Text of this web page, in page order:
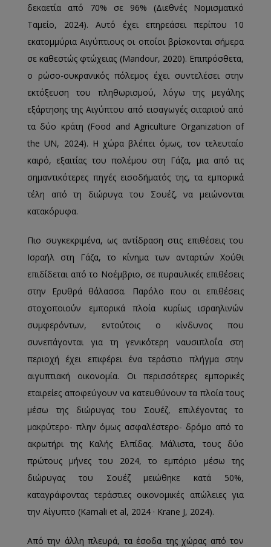
δεκαετία από 70% σε 96% (Διεθνές Νομισματικό
Ταμείο, 2024). Αυτό έχει επηρεάσει περίπου 10
εκατομμύρια Αιγύπτιους οι οποίοι βρίσκονται σήμερα
σε καθεστώς φτώχειας (Mandour, 2020). Επιπρόσθετα,
ο ρώσο-ουκρανικός πόλεμος έχει συντελέσει στην
εκτόξευση του πληθωρισμού, λόγω της μεγάλης
εξάρτησης της Αιγύπτου από εισαγωγές σιταριού από
τα δύο κράτη (Food and Agriculture Organization of
the UN, 2024). Η χώρα βλέπει όμως, τον τελευταίο
καιρό, εξαιτίας του πολέμου στη Γάζα, μια από τις
σημαντικότερες πηγές εισοδήματός της, τα εμπορικά
τέλη από τη διώρυγα του Σουέζ, να μειώνονται
κατακόρυφα.
Πιο συγκεκριμένα, ως αντίδραση στις επιθέσεις του
Ισραήλ στη Γάζα, το κίνημα των ανταρτών Χούθι
επιδίδεται από το Νοέμβριο, σε πυραυλικές επιθέσεις
στην Ερυθρά θάλασσα. Παρόλο που οι επιθέσεις
στοχοποιούν εμπορικά πλοία κυρίως ισραηλινών
συμφερόντων, εντούτοις ο κίνδυνος που
συνεπάγονται για τη γενικότερη ναυσιπλοΐα στη
περιοχή έχει επιφέρει ένα τεράστιο πλήγμα στην
αιγυπτιακή οικονομία. Οι περισσότερες εμπορικές
εταιρείες αποφεύγουν να κατευθύνουν τα πλοία τους
μέσω της διώρυγας του Σουέζ, επιλέγοντας το
μακρύτερο- πλην όμως ασφαλέστερο- δρόμο από το
ακρωτήρι της Καλής Ελπίδας. Μάλιστα, τους δύο
πρώτους μήνες του 2024, το εμπόριο μέσω της
διώρυγας του Σουέζ μειώθηκε κατά 50%,
καταγράφοντας τεράστιες οικονομικές απώλειες για
την Αίγυπτο (Kamali et al, 2024 · Κrane J, 2024).
Από την άλλη πλευρά, τα έσοδα της χώρας από τον